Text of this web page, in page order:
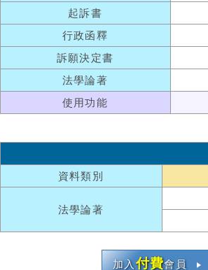
起訴書
行政函釋
訴願決定書
法學論著
使用功能
資料類別
法學論著
加入付費會員